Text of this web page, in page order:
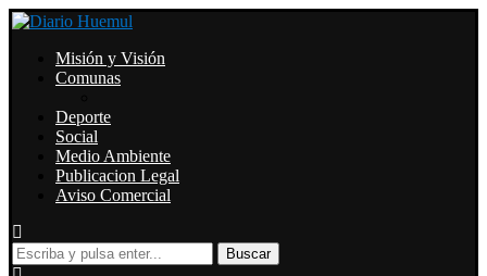
Misión y Visión
Comunas
Deporte
Social
Medio Ambiente
Publicacion Legal
Aviso Comercial
Buscar